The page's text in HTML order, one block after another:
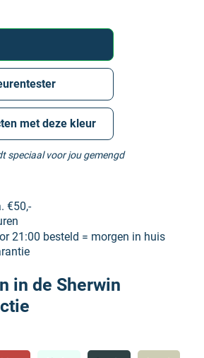
met deze kleur
speciaal voor jou gemengd
€50,-
21:00 besteld = morgen in huis
in de Sherwin